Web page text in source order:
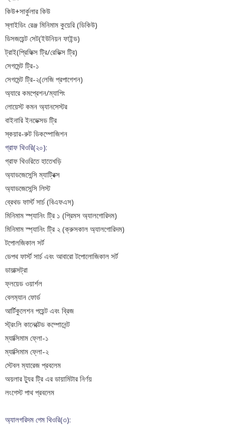
কিউ+সার্কুলার কিউ
স্লাইডিং রেঞ্জ মিনিমাম কুয়েরি (ডিকিউ)
ডিসজয়েন্ট সেট(ইউনিয়ন ফাইন্ড)
ট্রাই(প্রিফিক্স ট্রি/রেডিক্স ট্রি)
সেগমেন্ট ট্রি-১
সেগমেন্ট ট্রি-২(লেজি প্রপাগেশন)
অ্যারে কমপ্রেশন/ম্যাপিং
লোয়েস্ট কমন অ্যানসেস্টর
বাইনারি ইনডেক্সড ট্রি
স্কয়ার-রুট ডিকম্পোজিশন
গ্রাফ থিওরি(২০):
গ্রাফ থিওরিতে হাতেখড়ি
অ্যাডজেসেন্সি ম্যাট্রিক্স
অ্যাডজেসেন্সি লিস্ট
ব্রেথড ফার্স্ট সার্চ (বিএফএস)
মিনিমাম স্প্যানিং ট্রি ১ (প্রিমস অ্যালগোরিদম)
মিনিমাম স্প্যানিং ট্রি ২ (ক্রুসকাল অ্যালগোরিদম)
টপোলজিকাল সর্ট
ডেপথ ফার্স্ট সার্চ এবং আবারো টপোলোজিকাল সর্ট
ডায়াক্সট্রা
ফ্লয়েড ওয়ার্শল
বেলম‍্যান ফোর্ড
আর্টিকুলেশন পয়েন্ট এবং ব্রিজ
স্ট্রংলি কানেক্টেড কম্পোনেন্ট
ম্যাক্সিমাম ফ্লো-১
ম্যাক্সিমাম ফ্লো-২
স্টেবল ম্যারেজ প্রবলেম
অয়লার ট্যুর ট্রি এর ডায়ামিটার নির্ণয়
লংগেস্ট পাথ প্রবলেম
অ্যালগরিদম গেম থিওরি(৩):